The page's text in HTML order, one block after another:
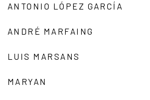
ANTONIO LÓPEZ GARCÍA
ANDRÉ MARFAING
LUIS MARSANS
MARYAN